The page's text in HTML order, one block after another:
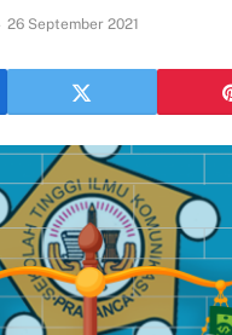
26 September 2021